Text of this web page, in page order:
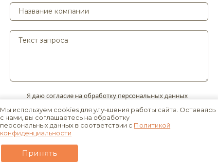
Я даю согласие на обработку персональных данных
Политикой конфиденциальности
Приложить файл
Мы используем cookies для улучшения работы сайта. Оставаясь
с нами, вы соглашаетесь на обработку
персональных данных в соответствии с Политикой
конфиденциальности
Принять